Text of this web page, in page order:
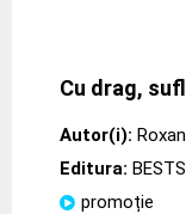
Cu drag,
Autor(i):
Editura:
promoție